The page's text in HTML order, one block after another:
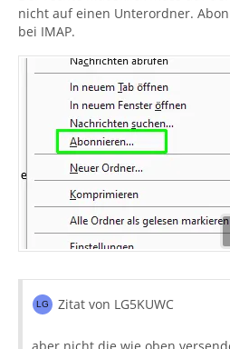
nicht auf einen Unterordner.
bei IMAP.
Zitat von LG5KUWC